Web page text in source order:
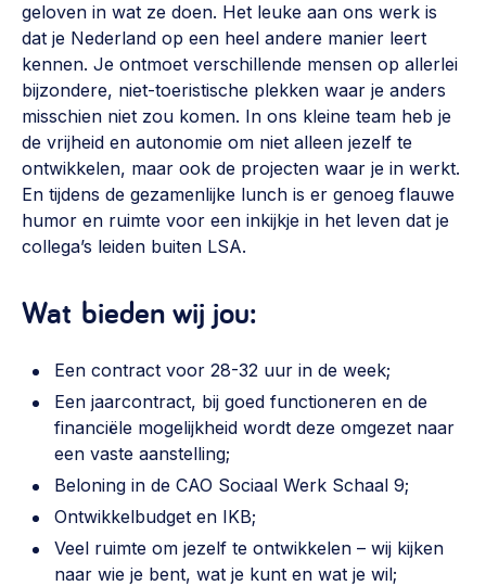
geloven in wat ze doen. Het leuke aan ons werk is
dat je Nederland op een heel andere manier leert
kennen. Je ontmoet verschillende mensen op allerlei
bijzondere, niet-toeristische plekken waar je anders
misschien niet zou komen. In ons kleine team heb je
de vrijheid en autonomie om niet alleen jezelf te
ontwikkelen, maar ook de projecten waar je in werkt.
En tijdens de gezamenlijke lunch is er genoeg flauwe
humor en ruimte voor een inkijkje in het leven dat je
collega’s leiden buiten LSA.
Wat bieden wij jou:
Een contract voor 28-32 uur in de week;
Een jaarcontract, bij goed functioneren en de
financiële mogelijkheid wordt deze omgezet naar
een vaste aanstelling;
Beloning in de CAO Sociaal Werk Schaal 9;
Ontwikkelbudget en IKB;
Veel ruimte om jezelf te ontwikkelen – wij kijken
naar wie je bent, wat je kunt en wat je wil;